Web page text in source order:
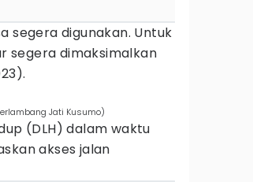
segera digunakan. Untuk
segera dimaksimalkan
Jati Kusumo)
(DLH) dalam waktu
akses jalan